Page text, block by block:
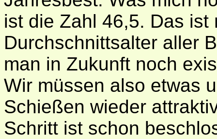
ist die Zahl 46,5. Das ist
Durchschnittsalter aller
man in Zukunft noch
Wir müssen also etwas
Schießen wieder
Schritt ist schon